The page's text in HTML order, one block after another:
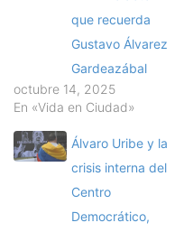
que recuerda
Gustavo Álvarez
Gardeazábal
octubre 14, 2025
En «Vida en Ciudad»
Álvaro Uribe y la
crisis interna del
Centro
Democrático,